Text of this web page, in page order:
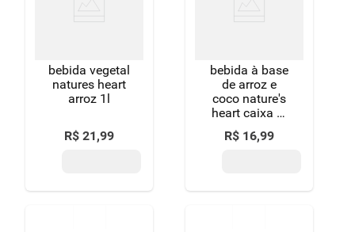
bebida vegetal
natures heart
arroz 1l
R$ 21,99
bebida à base
de arroz e
coco nature's
heart caixa 1l
grátis 20%
R$ 16,99
chocolate